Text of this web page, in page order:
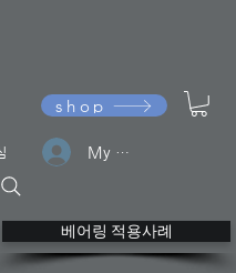
shop
My Franke
베어링 적용사례